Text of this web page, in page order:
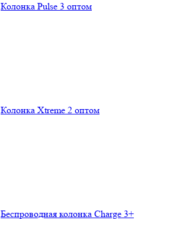
Колонка Pulse 3 оптом
Колонка Xtreme 2 оптом
Беспроводная колонка Charge 3+